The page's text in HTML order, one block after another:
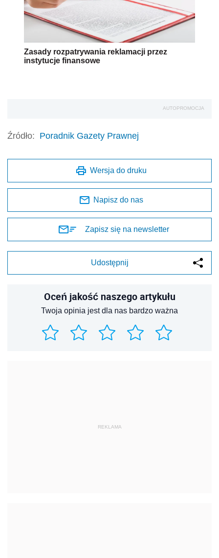
Zasady rozpatrywania reklamacji przez
instytucje finansowe
AUTOPROMOCJA
Źródło: Poradnik Gazety Prawnej
Wersja do druku
Napisz do nas
Zapisz się na newsletter
Udostępnij
Oceń jakość naszego artykułu
Twoja opinia jest dla nas bardzo ważna
REKLAMA